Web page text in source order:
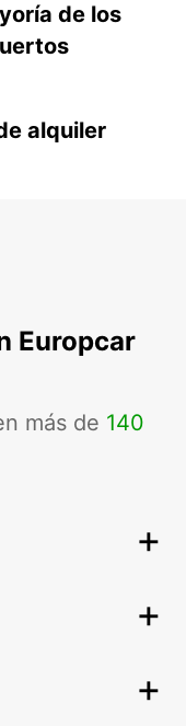
de los
alquiler
Europcar
más de 140